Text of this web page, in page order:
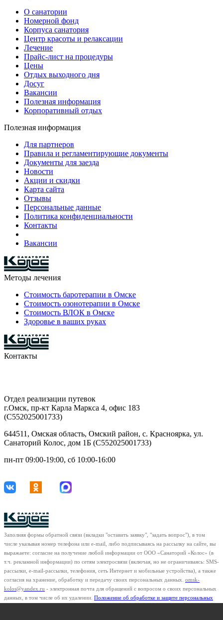
О санатории
Номерной фонд
Корпуса санатория
Центр красоты и релаксации
Лечение
Прайс-лист на процедуры
Цены
Отдых выходного дня
Досуг
Вакансии
Полезная информация
Корпоративный отдых
Полезная информация
Для партнеров
Правила и регламентирующие документы
Документы для заезда
Новости
Акции и скидки
Карта сайта
Отзывы
Персональные данные
Политика конфиденциальности
Контакты
Вакансии
Методы лечения
Стоимость баротерапии в Омске
Стоимость озонотерапии в Омске
Стоимость ВЛОК в Омске
Здоровье в ваших руках
Контакты
Отдел реализации путевок
г.Омск, пр-кт Карла Маркса 4, офис 183
(С552025001733)
644511, Омская область, Омский район, с. Красноярка, ул.
Санаторий Колос, дом 1Б (С552025001733)
пн-пт 09:00-19:00, сб 10:00-16:00
Заполняя формы обратной связи (вкладки "оставить заявку", "задать вопрос"), в том
числе указывая номер телефона или e-mail, либо подписываясь на рассылку на сайте, вы
выражаете: согласие на получение любой информации от ООО «Санаторий «Колос» (в
т.ч. рекламной информации) по сетям электросвязи (включая, но не ограничиваясь: SMS-
рассылки, e-mail-рассылки, телефония, сеть Интернет и мобильные устройства), а также
согласия на хранение, обработку и передачу своих персональных данных. omsk-
kolos@yandex.ru - электронная почта для обращений с вопросом о своих персональных
данных, в том числе об их удалении. Положение об обработке и защите персональных